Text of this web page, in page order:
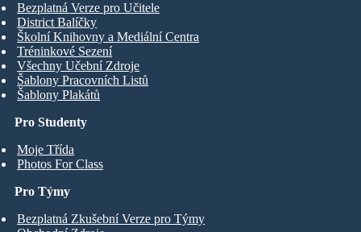
Pro Studenty
Moje Třída
Photos For Class
Bezplatná Verze pro Učitele
District Balíčky
Školní Knihovny a Mediální Centra
Tréninkové Sezení
Všechny Učební Zdroje
Šablony Pracovních Listů
Šablony Plakátů
Pro Týmy
Bezplatná Zkušební Verze pro Týmy